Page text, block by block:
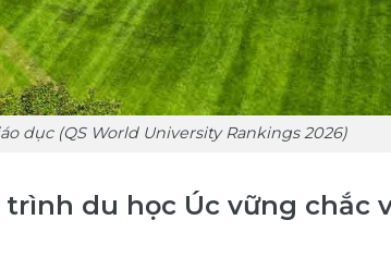
dục (QS World University Rankings 2026)
du học Úc vững chắc